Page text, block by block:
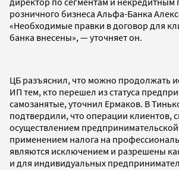
розничного бизнеса Альфа-Банка
«Необходимые правки в договор для
банка внесены», — уточняет он.
ЦБ разъяснил, что можно продолжать
ИП тем, кто перешел из статуса
самозанятые, уточнил Ермаков. В
подтвердили, что операции клиентов,
осуществлением предпринимательской
применением налога на
являются исключением и разрешены
и для индивидуальных